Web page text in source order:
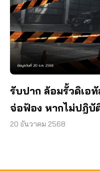
รับปาก ล้อมรั้วดิเอ
จ่อฟ้อง หากไม่ปฎิบั
20 ธันวาคม 2568